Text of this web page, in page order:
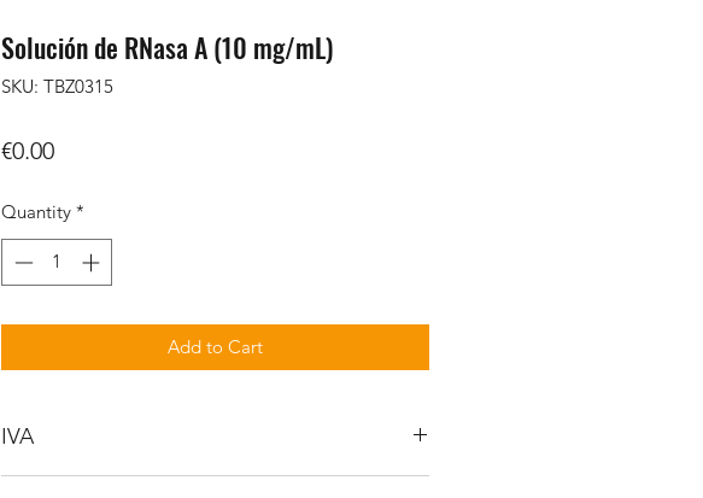
Solución de RNasa A (10 mg/mL)
SKU: TBZ0315
€0.00Price
Quantity *
Add to Cart
IVA